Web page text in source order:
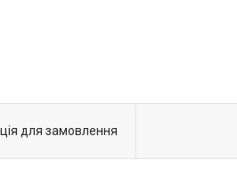
для замовлення